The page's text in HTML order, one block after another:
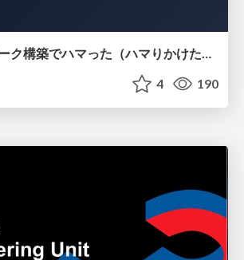
AWS ネットワーク構築でハマった（ハマりかけた） 5選とそこから得た教訓
4 190